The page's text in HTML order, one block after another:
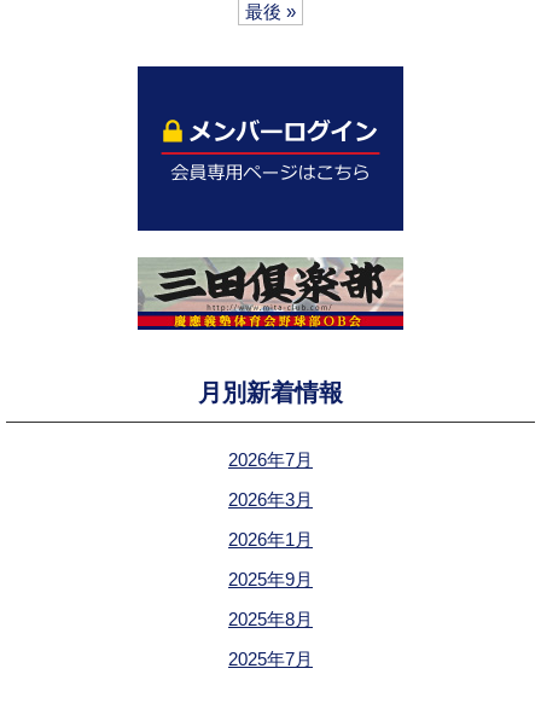
最後 »
月別新着情報
2026年7月
2026年3月
2026年1月
2025年9月
2025年8月
2025年7月